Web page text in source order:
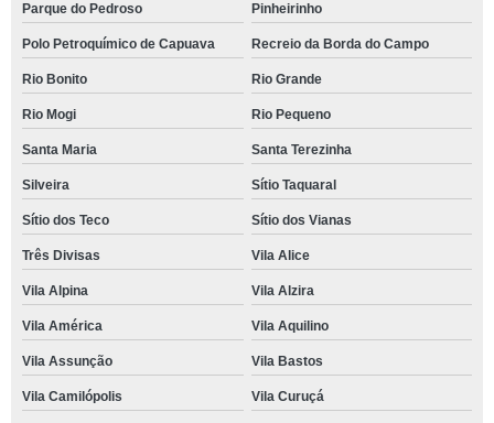
Parque do Pedroso Pinheirinho
Polo Petroquímico de Capuava Recreio da Borda do Campo
Rio Bonito Rio Grande
Rio Mogi Rio Pequeno
Santa Maria Santa Terezinha
Silveira Sítio Taquaral
Sítio dos Teco Sítio dos Vianas
Três Divisas Vila Alice
Vila Alpina Vila Alzira
Vila América Vila Aquilino
Vila Assunção Vila Bastos
Vila Camilópolis Vila Curuçá